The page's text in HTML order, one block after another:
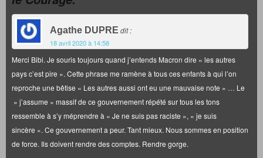
Agathe DUPRE dit :
18 avril 2020 à 14:58
Merci Bibi. Je souris toujours quand j’entends Macron dire « les autres
pays c’est pire ». Cette phrase me ramène à tous ces enfants à qui l’on
reproche une bêtise « Les autres aussi ont eu une mauvaise note » … Le
» j’assume » massif de ce gouvernement répété sur tous les tons
ressemble à s’y méprendre à « Je ne suis pas raciste », « je suis
sincère ». Ce gouvernement a peur. Tant mieux. Nous sommes en position
de force. Ils doivent rendre des comptes. Rendre gorge.